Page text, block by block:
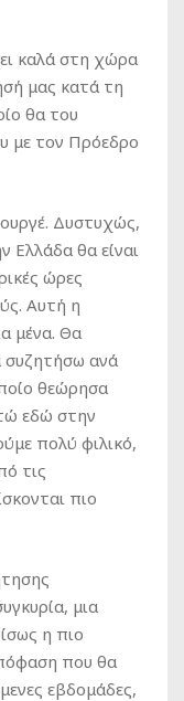
καλά στη χώρα
μας κατά τη
θα του
με τον Πρόεδρο
Δυστυχώς,
Ελλάδα θα είναι
ώρες
Αυτή η
μένα. Θα
συζητήσω ανά
θεώρησα
εδώ στην
πολύ φιλικό,
τις
πιο
μια
η πιο
που θα
εβδομάδες,